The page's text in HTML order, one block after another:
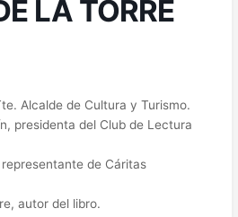
LA TORRE
Alcalde de Cultura y Turismo.
presidenta del Club de Lectura
de Cáritas
autor del libro.